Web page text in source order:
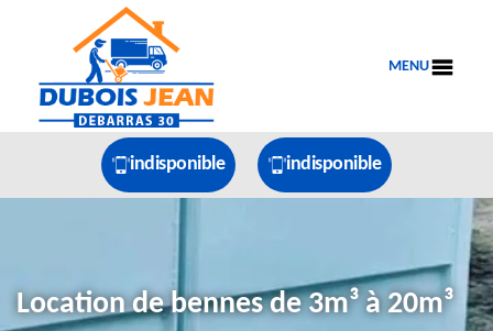
MENU
indisponible indisponible
Location de bennes de 3m³ à 20m³